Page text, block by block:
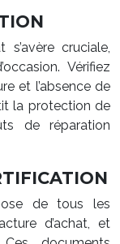
cruciale,
Vérifiez
et l’absence de
la protection de
de réparation
de tous les
d’achat, et